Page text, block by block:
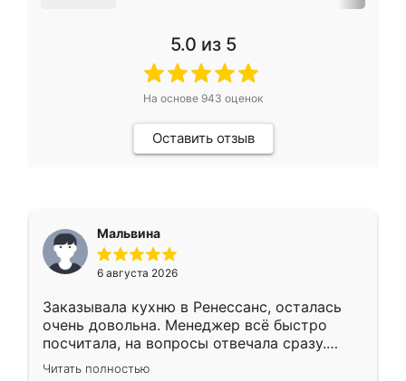
5.0 из 5
На основе 943 оценок
Оставить отзыв
Мальвина
6 августа 2026
Заказывала кухню в Ренессанс, осталась
очень довольна. Менеджер всё быстро
посчитала, на вопросы отвечала сразу.
Замерщик приехал в субботу, подошёл к
Читать полностью